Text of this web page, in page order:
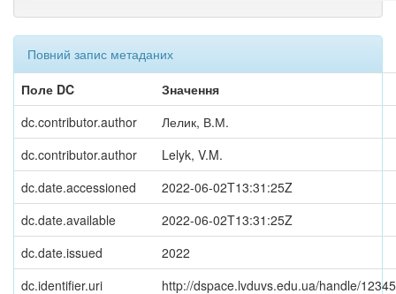
Повний запис метаданих
Поле DC
Значення
dc.contributor.author
Лелик, В.М.
dc.contributor.author
Lelyk, V.M.
dc.date.accessioned
2022-06-02T13:31:25Z
dc.date.available
2022-06-02T13:31:25Z
dc.date.issued
2022
dc.identifier.uri
http://dspace.lvduvs.edu.ua/handle/